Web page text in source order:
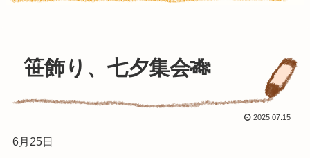
笹飾り、七夕集会🎋
2025.07.15
6月25日